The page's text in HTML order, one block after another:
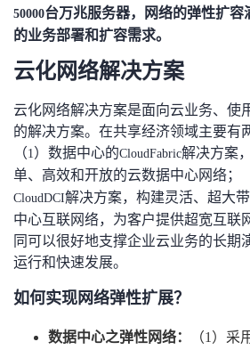
50000台万兆服务器，网络的弹性扩容
的业务部署和扩容需求。
云化网络解决方案
云化网络解决方案是面向云业务、使
的解决方案。在共享经济领域主要有
（1）数据中心的CloudFabric解决方案
单、高效和开放的云数据中心网络；
CloudDCI解决方案，构建灵活、超大
中心互联网络，为客户提供超宽互联
同可以很好地支撑企业云业务的长期
运行和快速发展。
如何实现网络弹性扩展？
数据中心之弹性网络： （1 ）采